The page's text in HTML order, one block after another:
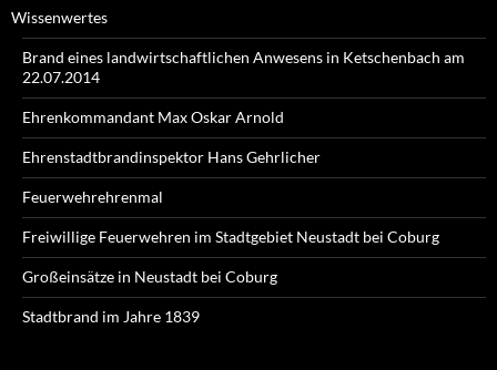
Wissenwertes
Brand eines landwirtschaftlichen Anwesens in Ketschenbach am
22.07.2014
Ehrenkommandant Max Oskar Arnold
Ehrenstadtbrandinspektor Hans Gehrlicher
Feuerwehrehrenmal
Freiwillige Feuerwehren im Stadtgebiet Neustadt bei Coburg
Großeinsätze in Neustadt bei Coburg
Stadtbrand im Jahre 1839